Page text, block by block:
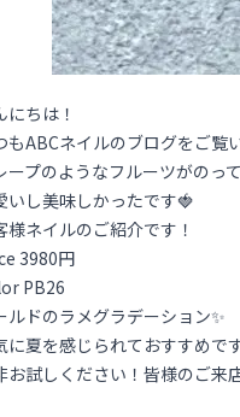
にちは！
もABCネイルのブログをご
ープのようなフルーツがの
いし美味しかったです🍓
様ネイルのご紹介です！
3980円
PB26
ルドのラメグラデーション✨
に夏を感じられておすすめ
お試しください！皆様のご来